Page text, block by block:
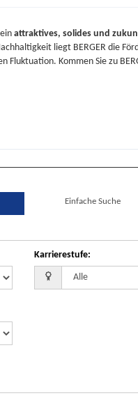
attraktives, solides und
liegt BERGER die
Kommen Sie zu
Einfache Suche
Karrierestufe: